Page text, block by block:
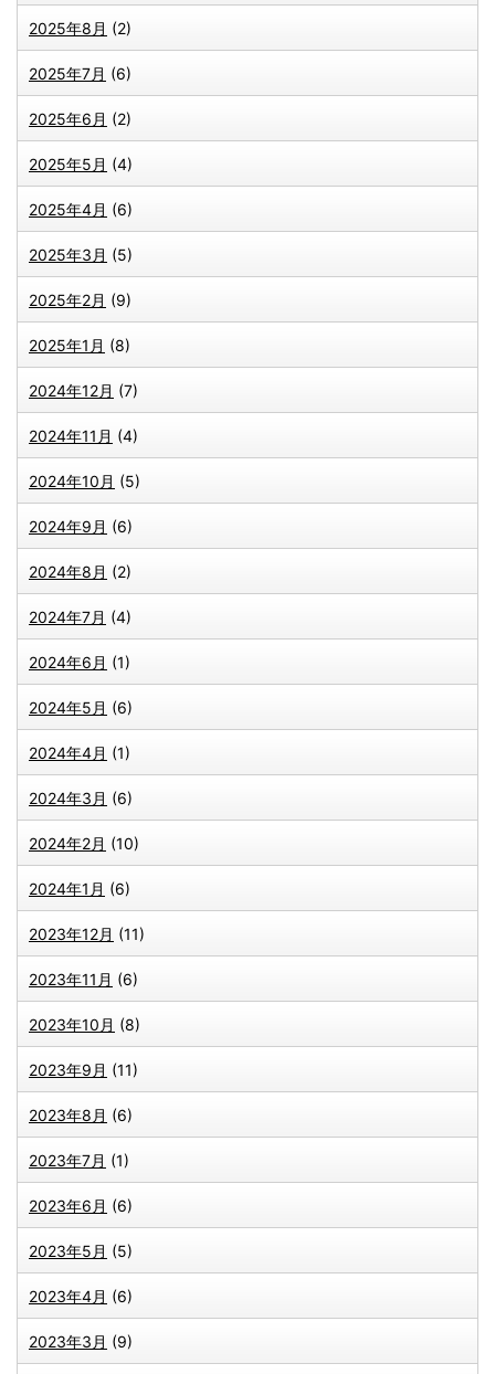
2025年8月 (2)
2025年7月 (6)
2025年6月 (2)
2025年5月 (4)
2025年4月 (6)
2025年3月 (5)
2025年2月 (9)
2025年1月 (8)
2024年12月 (7)
2024年11月 (4)
2024年10月 (5)
2024年9月 (6)
2024年8月 (2)
2024年7月 (4)
2024年6月 (1)
2024年5月 (6)
2024年4月 (1)
2024年3月 (6)
2024年2月 (10)
2024年1月 (6)
2023年12月 (11)
2023年11月 (6)
2023年10月 (8)
2023年9月 (11)
2023年8月 (6)
2023年7月 (1)
2023年6月 (6)
2023年5月 (5)
2023年4月 (6)
2023年3月 (9)